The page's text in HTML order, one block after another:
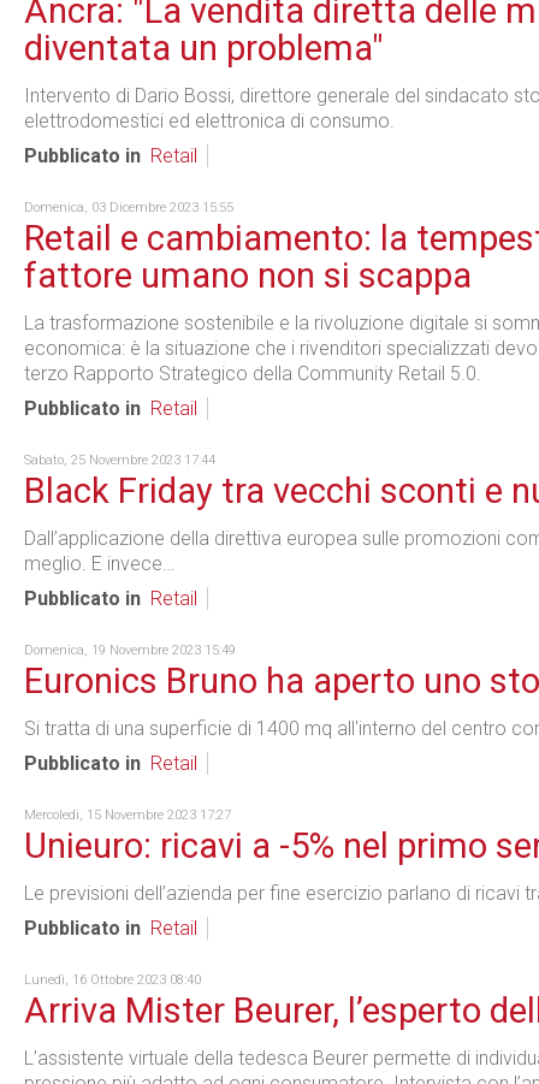
Ancra: "La vendita diretta delle
diventata un problema"
Intervento di Dario Bossi, direttore generale del sindacato
elettrodomestici ed elettronica di consumo.
Pubblicato in Retail
Domenica, 03 Dicembre 2023 15:55
Retail e cambiamento: la
fattore umano non si scappa
La trasformazione sostenibile e la rivoluzione digitale si
economica: è la situazione che i rivenditori specializzati
terzo Rapporto Strategico della Community Retail 5.0.
Pubblicato in Retail
Sabato, 25 Novembre 2023 17:44
Black Friday tra vecchi sconti e
Dall’applicazione della direttiva europea sulle promozioni
meglio. E invece…
Pubblicato in Retail
Domenica, 19 Novembre 2023 15:49
Euronics Bruno ha aperto uno
Si tratta di una superficie di 1400 mq all'interno del centro
Pubblicato in Retail
Mercoledì, 15 Novembre 2023 17:27
Unieuro: ricavi a -5% nel primo
Le previsioni dell’azienda per fine esercizio parlano di ricavi
Pubblicato in Retail
Lunedì, 16 Ottobre 2023 08:40
Arriva Mister Beurer, l’esperto
L’assistente virtuale della tedesca Beurer permette di